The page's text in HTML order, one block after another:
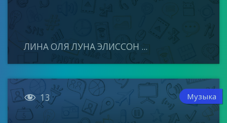
ЛИНА ОЛЯ ЛУНА ЭЛИССОН ...
 13 Музыка